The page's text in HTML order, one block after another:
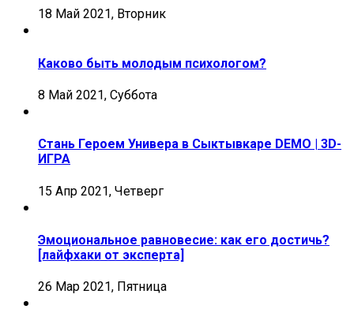
18 Май 2021, Вторник
Каково быть молодым психологом?
8 Май 2021, Суббота
Стань Героем Универа в Сыктывкаре DEMO | 3D-
ИГРА
15 Апр 2021, Четверг
Эмоциональное равновесие: как его достичь?
[лайфхаки от эксперта]
26 Мар 2021, Пятница